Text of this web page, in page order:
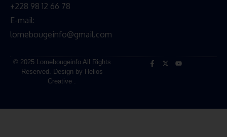
+228 98 12 66 78
E-mail:
lomebougeinfo@gmail.com
© 2025 Lomebougeinfo All Rights
Reserved. Design by Helios
Creative .